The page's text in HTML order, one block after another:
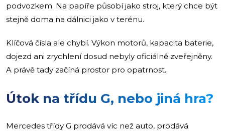
podvozkem. Na papíře působí jako stroj, který chce být
stejně doma na dálnici jako v terénu.
Klíčová čísla ale chybí. Výkon motorů, kapacita baterie,
dojezd ani zrychlení dosud nebyly oficiálně zveřejněny.
A právě tady začíná prostor pro opatrnost.
Útok na třídu G, nebo jiná hra?
Mercedes třídy G prodává víc než auto, prodává